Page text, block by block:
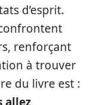
d’esprit.
renforçant
à trouver
du livre est :